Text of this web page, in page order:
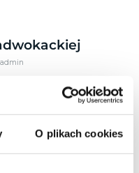
O plikach cookies
admin
III, IV lub V
Wałbrzychu?
w kancelarii
Cię zdobycie